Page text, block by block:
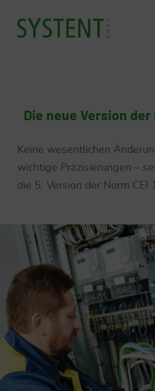
Die neue Version der
Keine wesentlichen
wichtige Präzisierungen –
die 5. Version der Norm CEI